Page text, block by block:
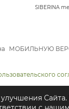
SIBERINA
МОБИЛЬНУЮ